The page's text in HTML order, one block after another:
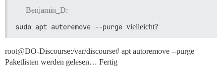
Benjamin_D:
sudo apt autoremove --purge vielleicht?
root@DO-Discourse:/var/discourse# apt autoremove --purge
Paketlisten werden gelesen… Fertig